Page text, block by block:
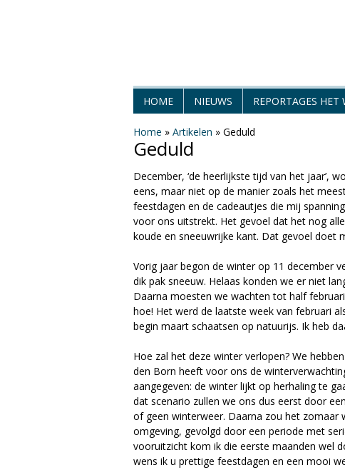
H
e
t
W
e
r
M
a
g
a
z
i
HOME NIEUWS REPORTAGES HET
Home » Artikelen » Geduld
Geduld
December, ‘de heerlijkste tijd van het jaar’,
eens, maar niet op de manier zoals het
feestdagen en de cadeautjes die mij
voor ons uitstrekt. Het gevoel dat het nog
koude en sneeuwrijke kant. Dat gevoel doet
Vorig jaar begon de winter op 11 december
dik pak sneeuw. Helaas konden we er niet
Daarna moesten we wachten tot half
hoe! Het werd de laatste week van februari
begin maart schaatsen op natuurijs. Ik heb
Hoe zal het deze winter verlopen? We
den Born heeft voor ons de
aangegeven: de winter lijkt op herhaling te
dat scenario zullen we ons dus eerst door
of geen winterweer. Daarna zou het zomaar
omgeving, gevolgd door een periode met
vooruitzicht kom ik die eerste maanden wel
wens ik u prettige feestdagen en een mooi